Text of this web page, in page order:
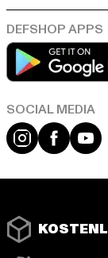
Instagram